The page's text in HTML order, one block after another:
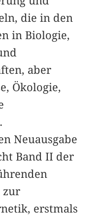
die in den
in Biologie,
aber
Ökologie,
Neuausgabe
Band II der
zur
erstmals